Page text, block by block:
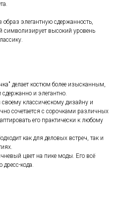
элегантную сдержанность,
символизирует высокий уровень
делает костюм более изысканным,
и элегантно.
своему классическому дизайну и
сочетается с сорочками различных
его практически к любому
как для деловых встреч, так и
цвет на пике моды. Его всё
кода.